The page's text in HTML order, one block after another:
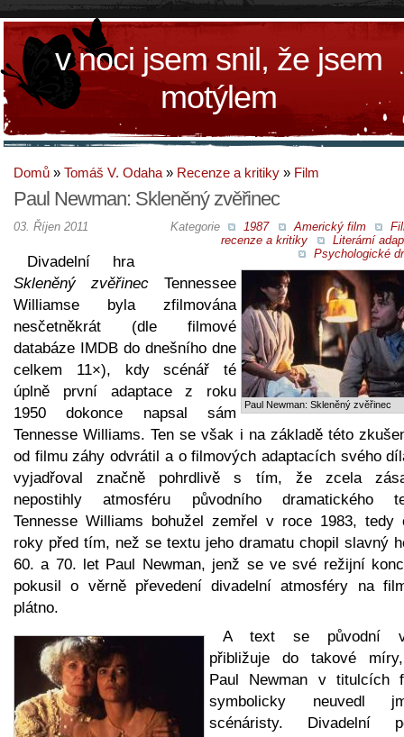
v noci jsem snil, že jsem
motýlem
Domů » Tomáš V. Odaha » Recenze a kritiky » Film
Paul Newman: Skleněný zvěřinec
Kategorie 1987 Americký film
recenze a kritiky
Literární
Psychologické
03. Říjen 2011
Paul Newman: Skleněný zvěřinec
Divadelní hra
Skleněný zvěřinec Tennessee
Williamse byla zfilmována
nesčetněkrát (dle filmové
databáze IMDB do dnešního dne
celkem 11×), kdy scénář té
úplně první adaptace z roku
1950 dokonce napsal sám
Tennesse Williams. Ten se však i na základě této
od filmu záhy odvrátil a o filmových adaptacích svého
vyjadřoval značně pohrdlivě s tím, že zcela
nepostihly atmosféru původního dramatického
Tennesse Williams bohužel zemřel v roce 1983, tedy
roky před tím, než se textu jeho dramatu chopil slavný
60. a 70. let Paul Newman, jenž se ve své režijní
pokusil o věrně převedení divadelní atmosféry na
plátno.
A text se původní
přibližuje do takové
Paul Newman v titulcích
symbolicky neuvedl
scénáristy. Divadelní